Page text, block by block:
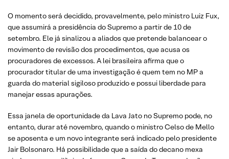
O momento será decidido, provavelmente, pelo ministro Luiz Fux,
que assumirá a presidência do Supremo a partir de 10 de
setembro. Ele já sinalizou a aliados que pretende balancear o
movimento de revisão dos procedimentos, que acusa os
procuradores de excessos. A lei brasileira afirma que o
procurador titular de uma investigação é quem tem no MP a
guarda do material sigiloso produzido e possui liberdade para
manejar essas apurações.
Essa janela de oportunidade da Lava Jato no Supremo pode, no
entanto, durar até novembro, quando o ministro Celso de Mello
se aposenta e um novo integrante será indicado pelo presidente
Jair Bolsonaro. Há possibilidade que a saída do decano mexa